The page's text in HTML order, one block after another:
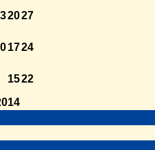
2027
1724
1522